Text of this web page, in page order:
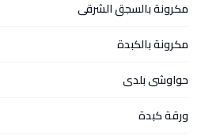
مكرونة بالسجق الشرقى
مكرونة بالكبدة
حواوشى بلدى
ورقة كبدة